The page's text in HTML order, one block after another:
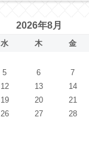
2026年8月
水 木 金
5 6 7
12 13 14
19 20 21
26 27 28